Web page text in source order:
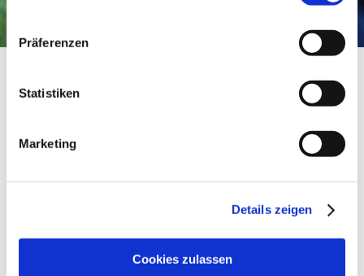
Präferenzen
Statistiken
Marketing
Details zeigen
Cookies zulassen
Weingut Schnabel
Kontaktinformationen:
Weingut Schnabel